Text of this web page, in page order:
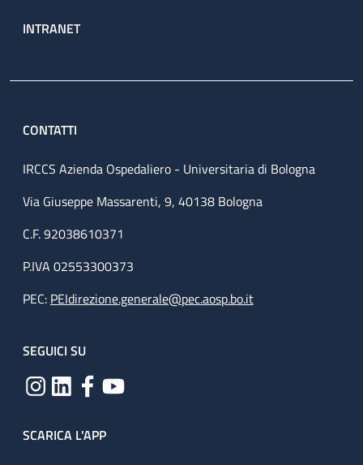
INTRANET
CONTATTI
IRCCS Azienda Ospedaliero - Universitaria di Bologna
Via Giuseppe Massarenti, 9, 40138 Bologna
C.F. 92038610371
P.IVA 02553300373
PEC: PEIdirezione.generale@pec.aosp.bo.it
SEGUICI SU
SCARICA L'APP